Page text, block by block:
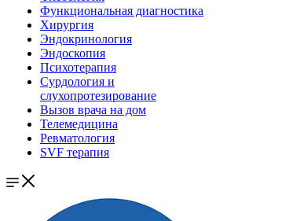
Функциональная диагностика
Хирургия
Эндокринология
Эндоскопия
Психотерапия
Сурдология и
слухопротезирование
Вызов врача на дом
Телемедицина
Ревматология
SVF терапия